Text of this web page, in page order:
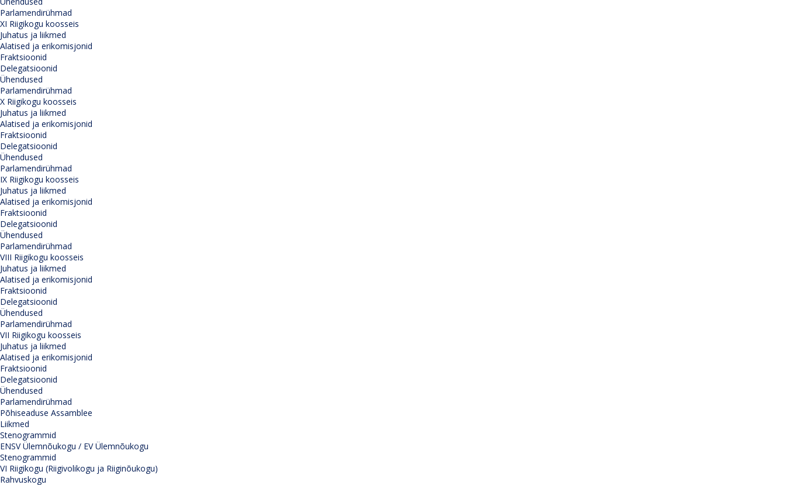
Parlamendirühmad
XI Riigikogu koosseis
Juhatus ja liikmed
Alatised ja erikomisjonid
Fraktsioonid
Delegatsioonid
Ühendused
Parlamendirühmad
X Riigikogu koosseis
Juhatus ja liikmed
Alatised ja erikomisjonid
Fraktsioonid
Delegatsioonid
Ühendused
Parlamendirühmad
IX Riigikogu koosseis
Juhatus ja liikmed
Alatised ja erikomisjonid
Fraktsioonid
Delegatsioonid
Ühendused
Parlamendirühmad
VIII Riigikogu koosseis
Juhatus ja liikmed
Alatised ja erikomisjonid
Fraktsioonid
Delegatsioonid
Ühendused
Parlamendirühmad
VII Riigikogu koosseis
Juhatus ja liikmed
Alatised ja erikomisjonid
Fraktsioonid
Delegatsioonid
Ühendused
Parlamendirühmad
Põhiseaduse Assamblee
Liikmed
Stenogrammid
ENSV Ülemnõukogu / EV Ülemnõukogu
Stenogrammid
VI Riigikogu (Riigivolikogu ja Riiginõukogu)
Rahvuskogu